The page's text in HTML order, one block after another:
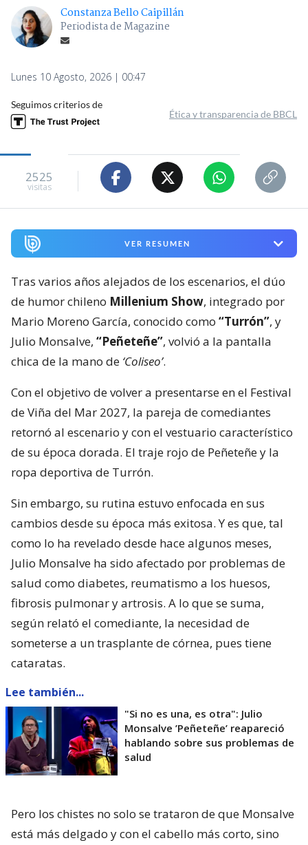
Constanza Bello Caipillán
Periodista de Magazine
Lunes 10 Agosto, 2026 | 00:47
Seguimos criterios de
Ética y transparencia de BBCL
2525
visitas
VER RESUMEN
Tras varios años alejados de los escenarios, el dúo
de humor chileno Millenium Show, integrado por
Mario Moreno García, conocido como “Turrón”, y
Julio Monsalve, “Peñeteñe”, volvió a la pantalla
chica de la mano de ‘Coliseo’.
Con el objetivo de volver a presentarse en el Festival
de Viña del Mar 2027, la pareja de comediantes
retornó al escenario y con el vestuario característico
de su época dorada. El traje rojo de Peñeteñe y la
ropa deportiva de Turrón.
Sin embargo, su rutina estuvo enfocada en sus
cambios desde su época más exitosa. Y es que, tal
como lo ha revelado desde hace algunos meses,
Julio Monsalve ha sido afectado por problemas de
salud como diabetes, reumatismo a los huesos,
fibrosis pulmonar y artrosis. A lo que se suma,
según relató el comediante, la necesidad de
someterse a un trasplante de córnea, pues tiene
cataratas.
Lee también...
"Si no es una, es otra": Julio
Monsalve ’Peñeteñe’ reapareció
hablando sobre sus problemas de
salud
Pero los chistes no solo se trataron de que Monsalve
está más delgado y con el cabello más corto, sino